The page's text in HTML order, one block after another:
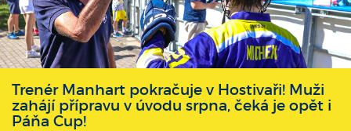
Trenér Manhart pokračuje v Hostivaři! Muži
zahájí přípravu v úvodu srpna, čeká je opět i
Páňa Cup!